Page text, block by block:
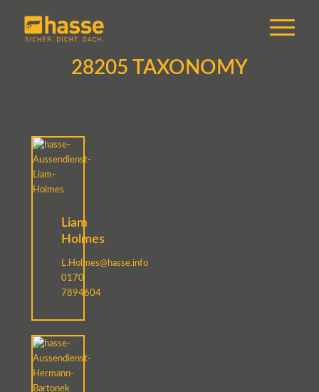
28205 TAXONOMY
Liam
Holmes
L.Holmes@hasse.info
0170
7894604